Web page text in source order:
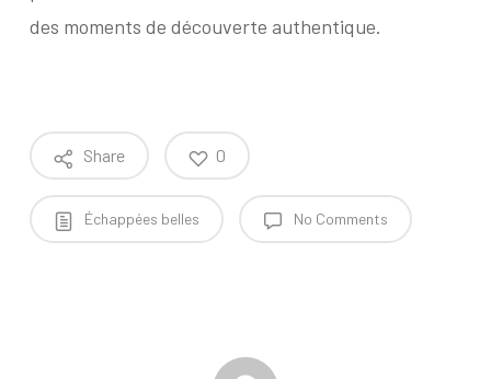
des moments de découverte authentique.
Share 0
Échappées belles No Comments